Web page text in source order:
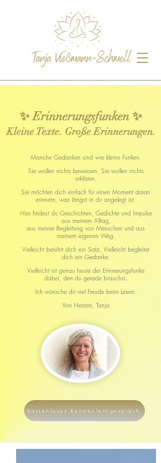
✨ Erinnerungsfunken ✨
Kleine Texte. Große Erinnerungen.
Manche Gedanken sind wie kleine Funken.
Sie wollen nichts beweisen. Sie wollen nichts
erklären.
Sie möchten dich einfach für einen Moment daran
erinnern, was längst in dir angelegt ist.
Hier findest du Geschichten, Gedichte und Impulse
aus meinem Alltag,
aus meiner Begleitung von Menschen und aus
meinem eigenen Weg.
Vielleicht berührt dich ein Satz. Vielleicht begleitet
dich ein Gedanke.
Vielleicht ist genau heute der Erinnerungsfunke
dabei, den du gerade brauchst.
Ich wünsche dir viel Freude beim Lesen.
Von Herzen, Tanja
Kostenloses Kennenlerngespräch